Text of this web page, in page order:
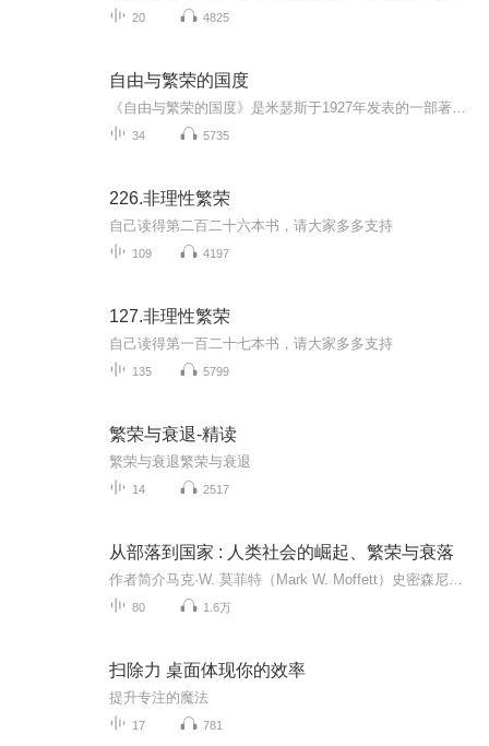
20 4825
自由与繁荣的国度
34 5735
226.非理性繁荣
自己读得第二百二十六本书，请大家多多支持
109 4197
127.非理性繁荣
自己读得第一百二十七本书，请大家多多支持
135 5799
繁荣与衰退-精读
繁荣与衰退繁荣与衰退
14 2517
从部落到国家 : 人类社会的崛起、繁荣与衰落
80 1.6万
扫除力 桌面体现你的效率
提升专注的魔法
17 781